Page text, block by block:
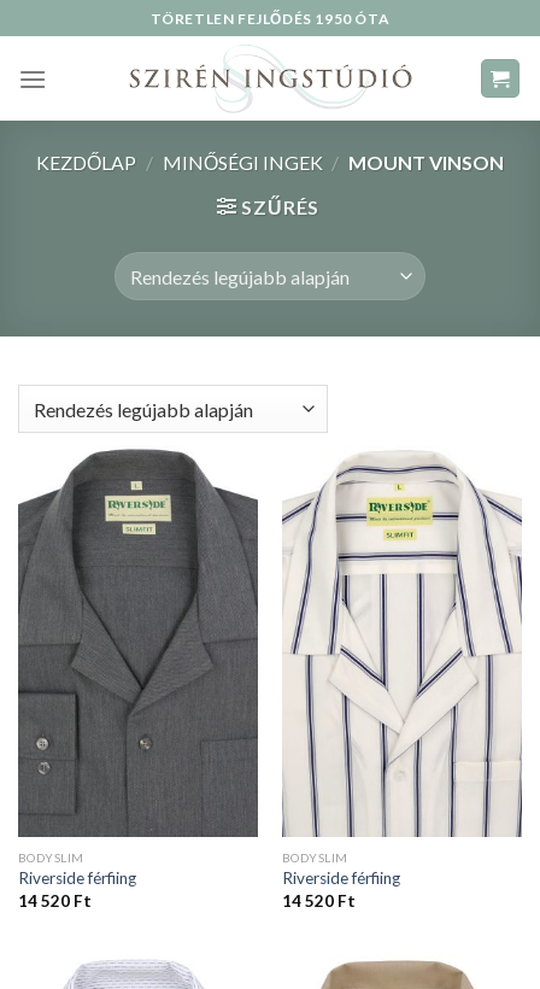
to
content
TÖRETLEN FEJLŐDÉS 1950 ÓTA
KEZDŐLAP / MINŐSÉGI INGEK / MOUNT VINSON
SZŰRÉS
BODYSLIM
Riverside férfiing
14 520 Ft
BODYSLIM
Riverside férfiing
14 520 Ft